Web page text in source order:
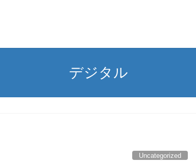
デジタル
Uncategorized